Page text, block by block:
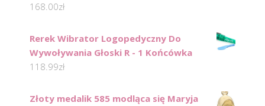
168.00zł
Rerek Wibrator Logopedyczny Do
Wywoływania Głoski R - 1 Końcówka
118.99zł
Złoty medalik 585 modląca się Maryja